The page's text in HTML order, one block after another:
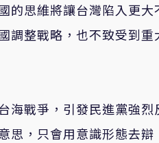
的思維將讓台灣陷入更大
調整戰略，也不致受到重
海戰爭，引發民進黨強烈
思，只會用意識形態去辯